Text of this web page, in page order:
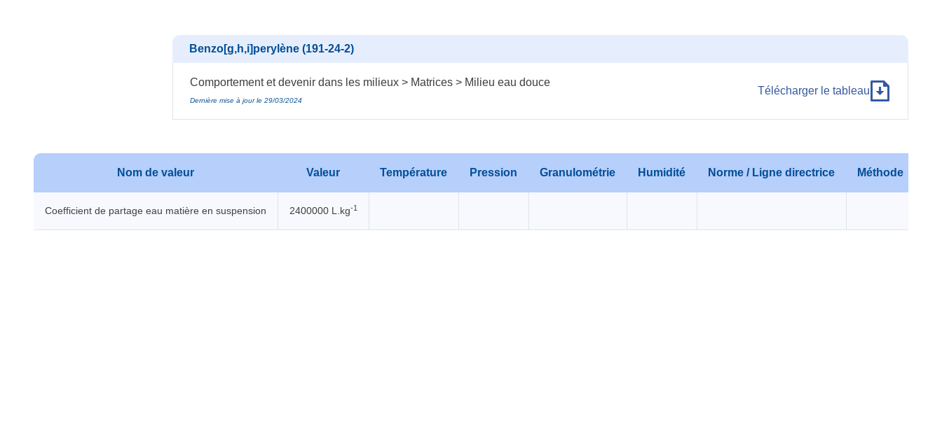
Benzo[g,h,i]perylène (191-24-2)
Comportement et devenir dans les milieux > Matrices > Milieu eau douce
Dernière mise à jour le 29/03/2024
Télécharger le tableau
Nom de valeur Valeur Température Pression Granulométrie Humidité Norme / Ligne directrice Méthode
Coefficient de partage eau matière en suspension 2400000 L.kg-1